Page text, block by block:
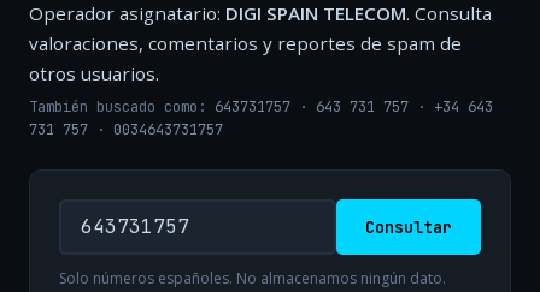
Operador asignatario: DIGI SPAIN TELECOM. Consulta
valoraciones, comentarios y reportes de spam de
otros usuarios.
También buscado como: 643731757 · 643 731 757 · +34 643
731 757 · 0034643731757
Consultar
Solo números españoles. No almacenamos ningún dato.